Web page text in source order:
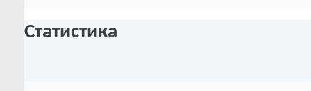
Статистика